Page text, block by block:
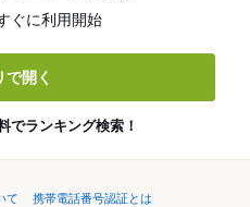
ぐに利用開始
で開く
でランキング検索！
て
携帯電話番号認証とは